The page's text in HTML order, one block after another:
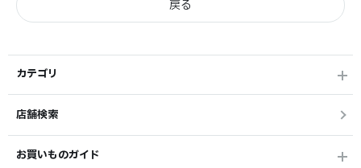
カテゴリ
店舗検索
お買いものガイド